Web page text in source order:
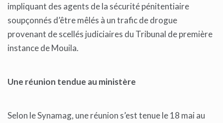
impliquant des agents de la sécurité pénitentiaire
soupçonnés d’être mêlés à un trafic de drogue
provenant de scellés judiciaires du Tribunal de première
instance de Mouila.
Une réunion tendue au ministère
Selon le Synamag, une réunion s’est tenue le 18 mai au